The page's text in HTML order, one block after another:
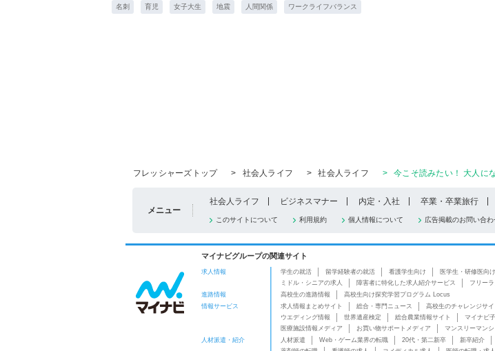
名刺 育児 女子大生 地震 人間関係 ワークライフバランス
フレッシャーズトップ
> 社会人ライフ > 社会人ライフ > 今こそ読みたい！ 大人に
メニュー
社会人ライフ ビジネスマナー 内定・入社 卒業・卒業旅行
このサイトについて 利用規約 個人情報について 広告掲載のお問い合わ
マイナビグループの関連サイト
求人情報 学生の就活 留学経験者の就活 看護学生向け 医学生・研修医向け
ミドル・シニアの求人
障害者に特化した求人紹介サービス フリー
進路情報
高校生の進路情報
高校生向け探究学習プログラム Locus
情報サービス
求人情報まとめサイト 総合・専門ニュース 高校生のチャレンジサイ
ウエディング情報
世界遺産検定 総合農業情報サイト マイナビ
医療施設情報メディア
お買い物サポートメディア マンスリーマン
人材派遣・紹介
人材派遣 Web・ゲーム業界の転職 20代・第二新卒 新卒紹介